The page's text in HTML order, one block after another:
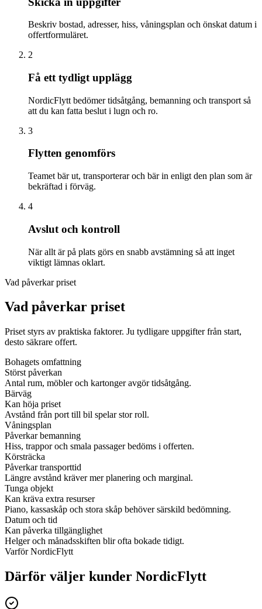
Beskriv bostad, adresser, hiss, våningsplan och önskat datum i
offertformuläret.
2
Få ett tydligt upplägg
NordicFlytt bedömer tidsåtgång, bemanning och transport så
att du kan fatta beslut i lugn och ro.
3
Flytten genomförs
Teamet bär ut, transporterar och bär in enligt den plan som är
bekräftad i förväg.
4
Avslut och kontroll
När allt är på plats görs en snabb avstämning så att inget
viktigt lämnas oklart.
Vad påverkar priset
Vad påverkar priset
Priset styrs av praktiska faktorer. Ju tydligare uppgifter från start,
desto säkrare offert.
Bohagets omfattning
Störst påverkan
Antal rum, möbler och kartonger avgör tidsåtgång.
Bärväg
Kan höja priset
Avstånd från port till bil spelar stor roll.
Våningsplan
Påverkar bemanning
Hiss, trappor och smala passager bedöms i offerten.
Körsträcka
Påverkar transporttid
Längre avstånd kräver mer planering och marginal.
Tunga objekt
Kan kräva extra resurser
Piano, kassaskåp och stora skåp behöver särskild bedömning.
Datum och tid
Kan påverka tillgänglighet
Helger och månadsskiften blir ofta bokade tidigt.
Varför NordicFlytt
Därför väljer kunder NordicFlytt